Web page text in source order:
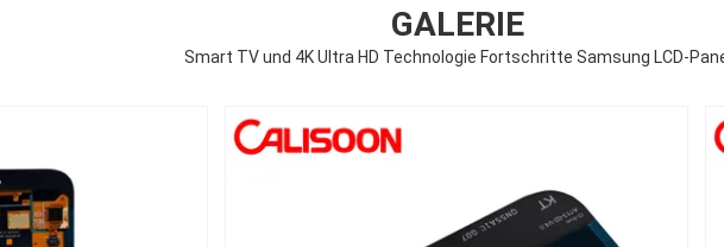
GALERIE
Smart TV und 4K Ultra HD Technologie Fortschritte Samsung LCD-